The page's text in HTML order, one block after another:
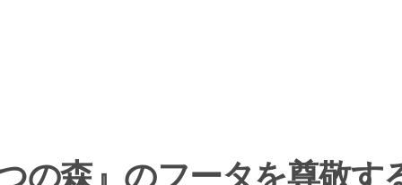
の森』のフータを尊敬す